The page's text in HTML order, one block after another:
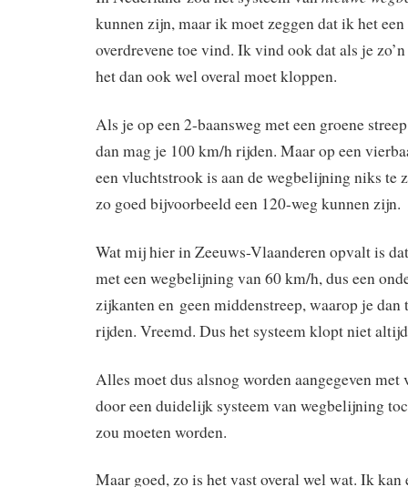
kunnen zijn, maar ik moet zeggen dat ik het
overdrevene toe vind. Ik vind ook dat als je
het dan ook wel overal moet kloppen.
Als je op een 2-baansweg met een groene
dan mag je 100 km/h rijden. Maar op een
een vluchtstrook is aan de wegbelijning niks te
zo goed bijvoorbeeld een 120-weg kunnen zijn.
Wat mij hier in Zeeuws-Vlaanderen opvalt is
met een wegbelijning van 60 km/h, dus een
zijkanten en geen middenstreep, waarop je
rijden. Vreemd. Dus het systeem klopt niet
Alles moet dus alsnog worden aangegeven met
door een duidelijk systeem van wegbelijning
zou moeten worden.
Maar goed, zo is het vast overal wel wat. Ik